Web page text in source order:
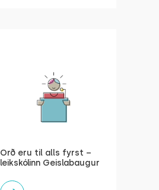
Orð eru til alls fyrst –
leikskólinn Geislabaugur